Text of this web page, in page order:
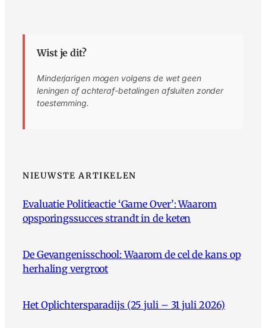
Wist je dit?
Minderjarigen mogen volgens de wet geen
leningen of achteraf-betalingen afsluiten zonder
toestemming.
NIEUWSTE ARTIKELEN
Evaluatie Politieactie ‘Game Over’: Waarom
opsporingssucces strandt in de keten
De Gevangenisschool: Waarom de cel de kans op
herhaling vergroot
Het Oplichtersparadijs (25 juli – 31 juli 2026)